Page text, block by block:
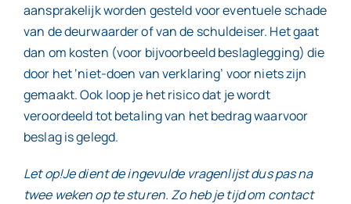
aansprakelijk worden gesteld voor eventuele schade
van de deurwaarder of van de schuldeiser. Het gaat
dan om kosten (voor bijvoorbeeld beslaglegging) die
door het ‘niet-doen van verklaring’ voor niets zijn
gemaakt. Ook loop je het risico dat je wordt
veroordeeld tot betaling van het bedrag waarvoor
beslag is gelegd.
Let op!Je dient de ingevulde vragenlijst dus pas na
twee weken op te sturen. Zo heb je tijd om contact